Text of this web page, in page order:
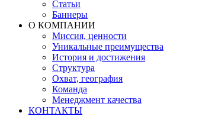
Статьи
Баннеры
О КОМПАНИИ
Миссия, ценности
Уникальные преимущества
История и достижения
Структура
Охват, география
Команда
Менеджмент качества
КОНТАКТЫ